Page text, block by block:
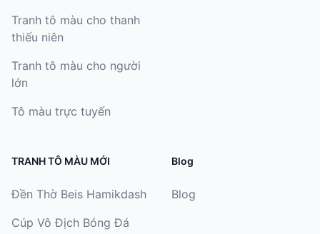
Tranh tô màu cho thanh
thiếu niên
Tranh tô màu cho người
lớn
Tô màu trực tuyến
TRANH TÔ MÀU MỚI
Đền Thờ Beis Hamikdash
Cúp Vô Địch Bóng Đá
Blog
Blog